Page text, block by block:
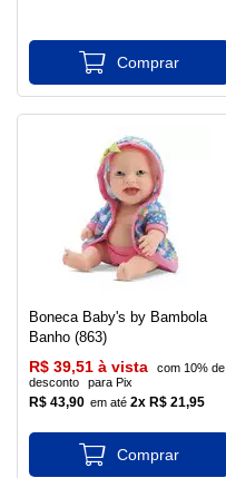
Boneca Baby's by Bambola
Banho (863)
R$ 43,90 2x R$ 21,95
R$ 39,51 à vista
com 10% de
desconto
para Pix